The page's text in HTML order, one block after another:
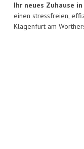
Ihr neues Zuhause
einen stressfreien,
Klagenfurt am